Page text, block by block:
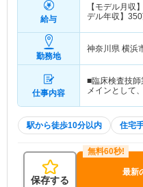
給与
【モデル月収】
デル年収】 350
勤務地
神奈川県 横浜
仕事内容
■臨床検査技
メインとして
駅から徒歩10分以内 住宅
保存する
最新